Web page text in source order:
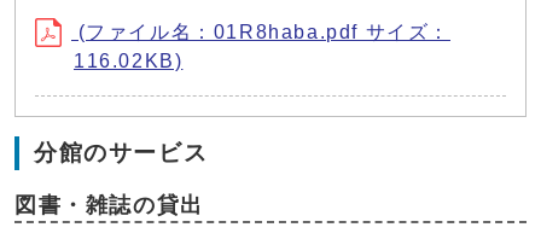
(ファイル名：01R8haba.pdf サイズ：
116.02KB)
分館のサービス
図書・雑誌の貸出